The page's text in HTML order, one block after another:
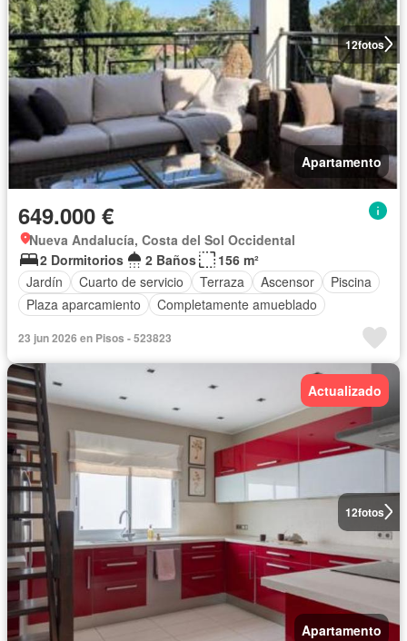
12fotos
Apartamento
649.000 €
Nueva Andalucía, Costa del Sol Occidental
2 Dormitorios
2 Baños
156 m²
Jardín
Cuarto de servicio Terraza Ascensor
Piscina
Plaza aparcamiento
Completamente amueblado
23 jun 2026 en Pisos - 523823
12fotos
Actualizado
Apartamento